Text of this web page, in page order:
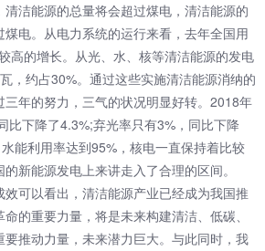
洁能源的总量将会超过煤电，清洁能源的
电。从电力系统的运行来看，去年全国用
高的增长。从光、水、核等清洁能源的发电
，约占30%。通过这些实施清洁能源消纳的
年的努力，三气的状况明显好转。2018年
比下降了4.3%;弃光率只有3%，同比下降
能利用率达到95%，核电一直保持着比较
新能源发电上来讲走入了合理的区间。
可以看出，清洁能源产业已经成为我国推
的重要力量，将是未来构建清洁、低碳、
推动力量，未来潜力巨大。与此同时，我